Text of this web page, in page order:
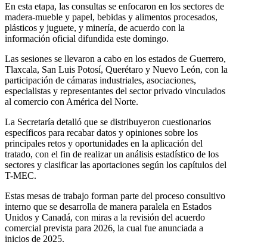
En esta etapa, las consultas se enfocaron en los sectores de
madera-mueble y papel, bebidas y alimentos procesados,
plásticos y juguete, y minería, de acuerdo con la
información oficial difundida este domingo.
Las sesiones se llevaron a cabo en los estados de Guerrero,
Tlaxcala, San Luis Potosí, Querétaro y Nuevo León, con la
participación de cámaras industriales, asociaciones,
especialistas y representantes del sector privado vinculados
al comercio con América del Norte.
La Secretaría detalló que se distribuyeron cuestionarios
específicos para recabar datos y opiniones sobre los
principales retos y oportunidades en la aplicación del
tratado, con el fin de realizar un análisis estadístico de los
sectores y clasificar las aportaciones según los capítulos del
T-MEC.
Estas mesas de trabajo forman parte del proceso consultivo
interno que se desarrolla de manera paralela en Estados
Unidos y Canadá, con miras a la revisión del acuerdo
comercial prevista para 2026, la cual fue anunciada a
inicios de 2025.